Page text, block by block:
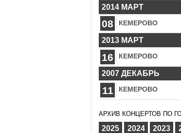
2014 МАРТ
08 КЕМЕРОВО
2013 МАРТ
16 КЕМЕРОВО
2007 ДЕКАБРЬ
11 КЕМЕРОВО
АРХИВ КОНЦЕРТОВ ПО
2025 2024 2023